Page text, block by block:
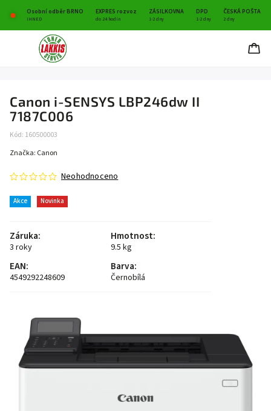
Osobní odběr BRNO EXPRES rozvoz ZÁSILKOVNA DPD ČESKÁ POŠTA
IHNED do 24 hodin 1-2 dny 1-2 dny 2 dny
Canon i-SENSYS LBP246dw II
7187C006
Kód: 160500003
Akce Novinka
Neohodnoceno
Záruka:
3 roky
Hmotnost:
9.5 kg
EAN:
4549292248609
Barva:
Černobílá
Značka: Canon